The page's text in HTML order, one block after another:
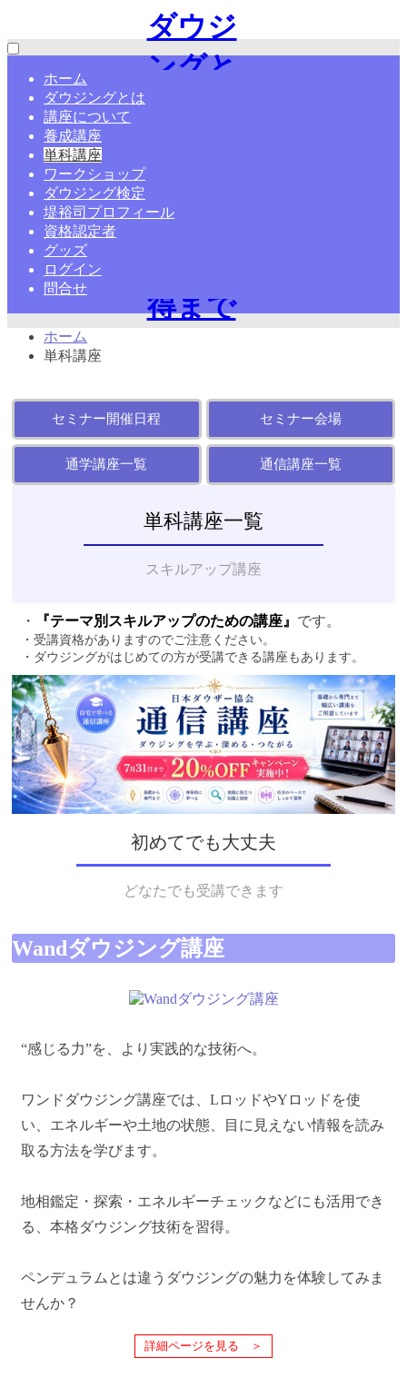
ダウジ
ングと
ラム・
得まで
ダウザ
会】
ホーム
ダウジングとは
講座について
養成講座
単科講座
ワークショップ
ダウジング検定
堤裕司プロフィール
資格認定者
グッズ
ログイン
問合せ
ホーム
単科講座
セミナー開催日程 セミナー会場
通学講座一覧 通信講座一覧
単科講座一覧
スキルアップ講座
・ 『テーマ別スキルアップのための講座』 です。
・受講資格がありますのでご注意ください。
・ダウジングがはじめての方が受講できる講座もあります。
初めてでも大丈夫
どなたでも受講できます
Wandダウジング講座
“感じる力”を、より実践的な技術へ。
ワンドダウジング講座では、LロッドやYロッドを使
い、エネルギーや土地の状態、目に見えない情報を読み
取る方法を学びます。
地相鑑定・探索・エネルギーチェックなどにも活用でき
る、本格ダウジング技術を習得。
ペンデュラムとは違うダウジングの魅力を体験してみま
せんか？
詳細ページを見る ＞